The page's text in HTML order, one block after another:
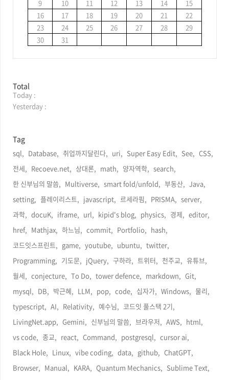
9
10 11 12 13 14
15
16
17 18 19 20 21
22
23
24 25 26 27 28
29
30
31
방
문
자
Total
Today :
Yesterday :
Tag
sql, Database, 취업까지달린다, uri, Super Easy Edit, See, CSS,
전세, Recoeve.net, 상대론, math, 양자역학, search,
한 신부님의 말씀, Multiverse, smart fold/unfold, 부동산, Java,
setting, 플레이리스트, javascript, 르세라핌, PRISMA, server,
과학, docuK, iframe, url, kipid's blog, physics, 경제, editor,
href, Mathjax, 하느님, commit, Portfolio, hash,
코드잇스프린트, game, youtube, ubuntu, twitter,
Programming, 기도문, jQuery, 구하라, 트위터, 천주교, 유튜브,
월세, conjecture, To Do, tower defence, markdown, Git,
mysql, DB, 박근혜, LLM, pop, code, 십자가, Windows, 물리,
typescript, AI, Relativity, 예수님, 코드잇 풀스택 2기,
LivingNet.app, Gemini, 신부님의 말씀, 브라우저, AWS, html,
vs code, 종교, react, Command, postgresql, cursor ai,
Black Hole, Linux, vibe coding, data, github, ChatGPT,
Browser, Manual, KARA, Quantum Mechanics, Sublime Text,